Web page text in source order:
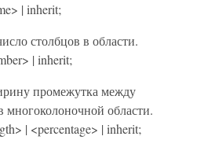
| inherit;
столбцов в области.
| inherit;
промежутка между
области.
| <percentage> | inherit;